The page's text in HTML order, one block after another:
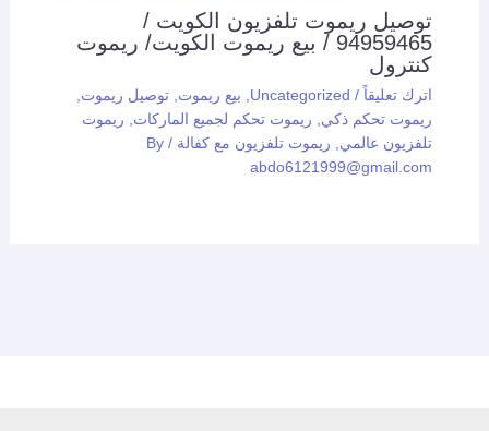
توصيل ريموت تلفزيون الكويت /
94959465 / بيع ريموت الكويت/ ريموت
كنترول
اترك تعليقاً /
Uncategorized
, بيع ريموت, توصيل ريموت,
ريموت تحكم ذكي, ريموت تحكم لجميع الماركات, ريموت
تلفزيون عالمي, ريموت تلفزيون مع كفالة / By
abdo6121999@gmail.com